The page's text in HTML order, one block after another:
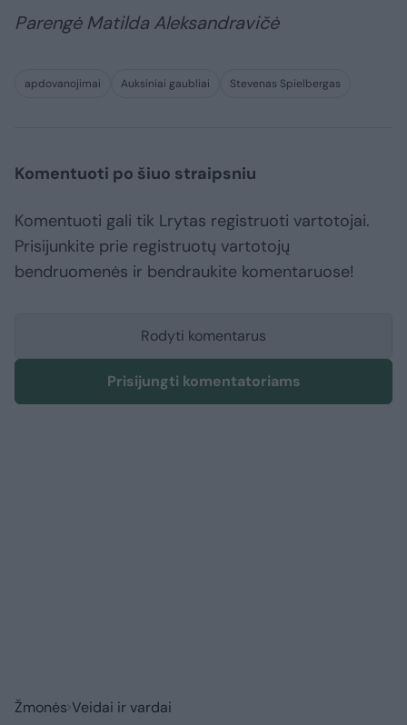
Parengė Matilda Aleksandravičė
apdovanojimai Auksiniai gaubliai Stevenas Spielbergas
Komentuoti po šiuo straipsniu
Komentuoti gali tik Lrytas registruoti vartotojai.
Prisijunkite prie registruotų vartotojų
bendruomenės ir bendraukite komentaruose!
Rodyti komentarus
Prisijungti komentatoriams
Žmonės Veidai ir vardai